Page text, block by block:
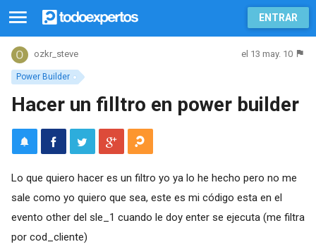
ENTRAR
Power Builder
ozkr_steve el 13 may. 10
Hacer un filltro en power builder
Lo que quiero hacer es un filtro yo ya lo he hecho pero no me
sale como yo quiero que sea, este es mi código esta en el
evento other del sle_1 cuando le doy enter se ejecuta (me filtra
por cod_cliente)